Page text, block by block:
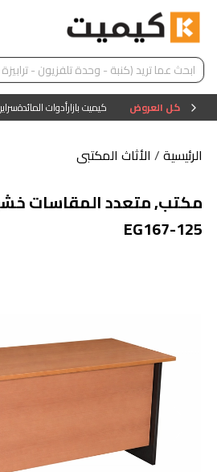
كل العروض كيميت بازارأدوات المائدةسراير
الرئيسية/ الأثاث المكتبى
EG167-125